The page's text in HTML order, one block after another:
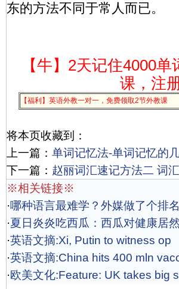
东的方法不同于常人而已。
【牛】2天记住4000单
课，注
【福利】英语外教一对一，免费领取2节外教课
将本页收藏到：
上一篇： 单词记忆法-单词记忆的
下一篇： 赵丽词汇速记方法二 词
※相关链接※
·哪种语言最难学？外媒做了个排名
·夏日炎炎吃西瓜：西瓜对健康居
·英语文摘:Xi, Putin to witness op
·英语文摘:China hits 400 mln
·欧美文化:Feature: UK takes big s